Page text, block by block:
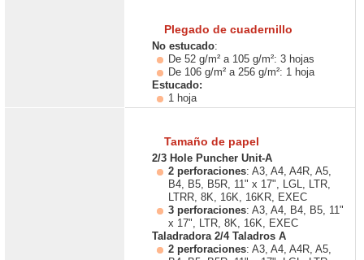
Plegado de cuadernillo
No estucado:
De 52 g/m² a 105 g/m²: 3 hojas
De 106 g/m² a 256 g/m²: 1 hoja
Estucado:
1 hoja
Tamaño de papel
2/3 Hole Puncher Unit-A
2 perforaciones: A3, A4, A4R, A5,
B4, B5, B5R, 11" x 17", LGL, LTR,
LTRR, 8K, 16K, 16KR, EXEC
3 perforaciones: A3, A4, B4, B5, 11"
x 17", LTR, 8K, 16K, EXEC
Taladradora 2/4 Taladros A
2 perforaciones: A3, A4, A4R, A5,